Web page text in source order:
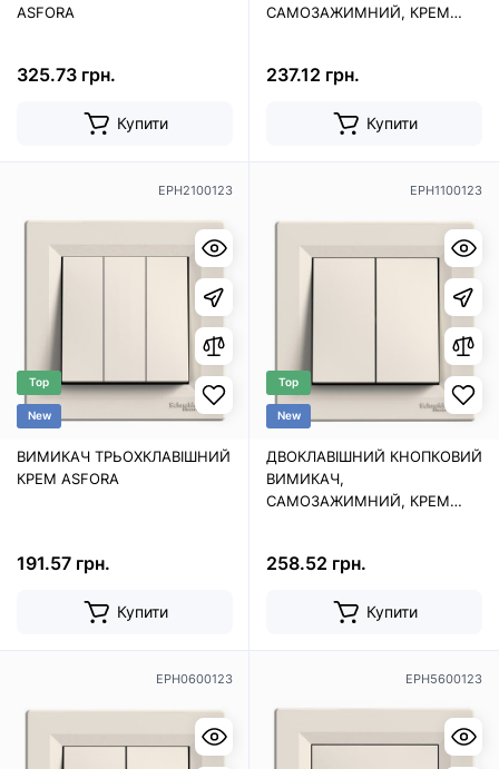
ASFORA
325.73 грн.
Купити
САМОЗАЖИМНИЙ, КРЕМ
237.12 грн.
Купити
EPH2100123
Top
New
ВИМИКАЧ ТРЬОХКЛАВІШНИЙ
КРЕМ ASFORA
191.57 грн.
Купити
EPH1100123
Top
New
ДВОКЛАВІШНИЙ КНОПКОВИЙ
ВИМИКАЧ,
САМОЗАЖИМНИЙ, КРЕМ
258.52 грн.
Купити
EPH0600123 EPH5600123